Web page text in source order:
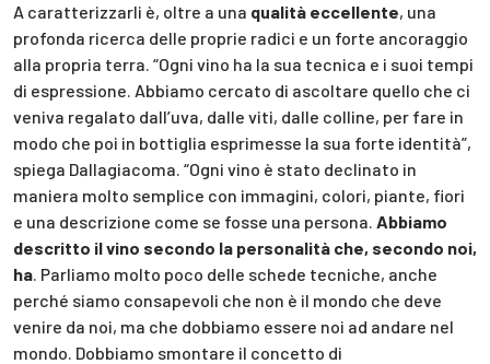
A caratterizzarli è, oltre a una qualità eccellente, una
profonda ricerca delle proprie radici e un forte ancoraggio
alla propria terra. “Ogni vino ha la sua tecnica e i suoi tempi
di espressione. Abbiamo cercato di ascoltare quello che ci
veniva regalato dall’uva, dalle viti, dalle colline, per fare in
modo che poi in bottiglia esprimesse la sua forte identità”,
spiega Dallagiacoma. “Ogni vino è stato declinato in
maniera molto semplice con immagini, colori, piante, fiori
e una descrizione come se fosse una persona. Abbiamo
descritto il vino secondo la personalità che, secondo noi,
ha. Parliamo molto poco delle schede tecniche, anche
perché siamo consapevoli che non è il mondo che deve
venire da noi, ma che dobbiamo essere noi ad andare nel
mondo. Dobbiamo smontare il concetto di